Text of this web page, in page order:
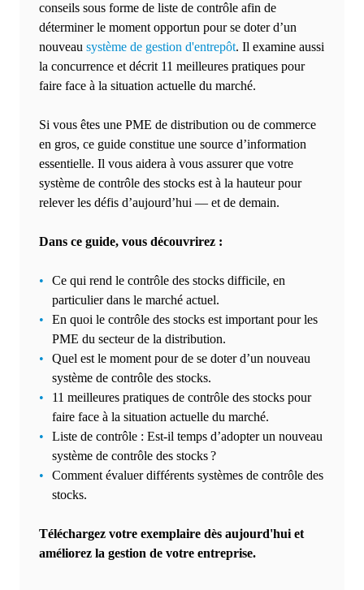
conseils sous forme de liste de contrôle afin de
déterminer le moment opportun pour se doter d’un
nouveau système de gestion d'entrepôt. Il examine aussi
la concurrence et décrit 11 meilleures pratiques pour
faire face à la situation actuelle du marché.
Si vous êtes une PME de distribution ou de commerce
en gros, ce guide constitue une source d’information
essentielle. Il vous aidera à vous assurer que votre
système de contrôle des stocks est à la hauteur pour
relever les défis d’aujourd’hui — et de demain.
Dans ce guide, vous découvrirez :
Ce qui rend le contrôle des stocks difficile, en
particulier dans le marché actuel.
En quoi le contrôle des stocks est important pour les
PME du secteur de la distribution.
Quel est le moment pour de se doter d’un nouveau
système de contrôle des stocks.
11 meilleures pratiques de contrôle des stocks pour
faire face à la situation actuelle du marché.
Liste de contrôle : Est-il temps d’adopter un nouveau
système de contrôle des stocks ?
Comment évaluer différents systèmes de contrôle des
stocks.
Téléchargez votre exemplaire dès aujourd'hui et
améliorez la gestion de votre entreprise.